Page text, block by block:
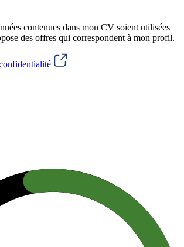
contenues dans mon CV soient utilisées
des offres qui correspondent à mon profil.